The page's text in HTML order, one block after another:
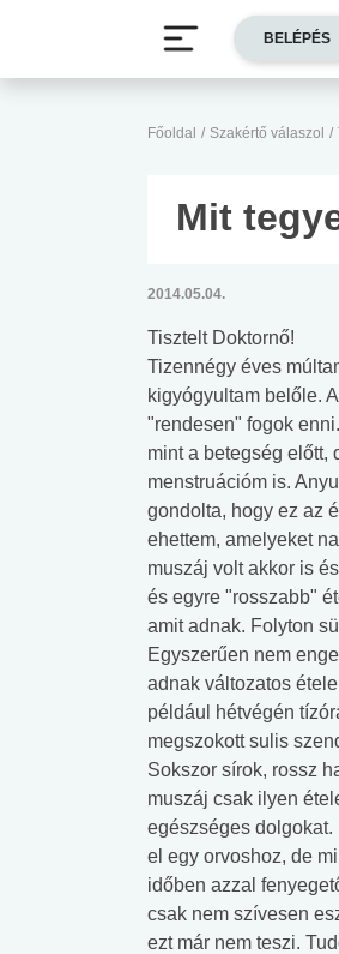
Főoldal / Szakértő válaszol /
Mit
2014.05.04.
Tisztelt Doktornő!
Tizennégy éves
kigyógyultam belőle.
"rendesen" fogok
mint a betegség előtt,
menstruációm is.
gondolta, hogy ez az
ehettem, amelyeket
muszáj volt akkor is
és egyre "rosszabb"
amit adnak. Folyton
Egyszerűen nem
adnak változatos
például hétvégén
megszokott sulis
Sokszor sírok, rossz
muszáj csak ilyen
egészséges dolgokat.
el egy orvoshoz, de
időben azzal
csak nem szívesen
ezt már nem teszi.
BELÉPÉS